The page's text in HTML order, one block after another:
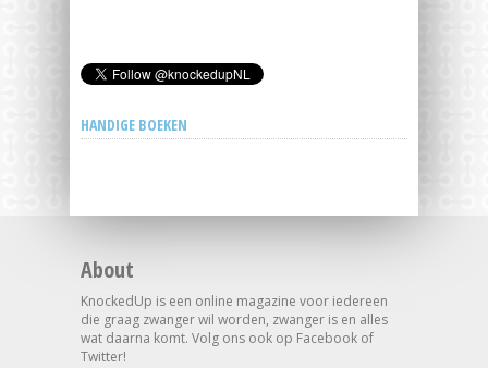
HANDIGE BOEKEN
About
KnockedUp is een online magazine voor iedereen
die graag zwanger wil worden, zwanger is en alles
wat daarna komt. Volg ons ook op Facebook of
Twitter!